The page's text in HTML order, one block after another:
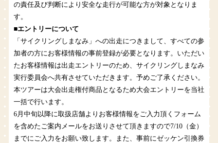
の責任及び判断により安全な走行が可能な方が対象となりま
す。
■エントリーについて
「サイクリングしまなみ」への出走につきまして、すべての参
加者の方にお客様情報の事前登録が必要となります。いただい
たお客様情報は出走エントリーのため、サイクリングしまなみ
実行委員会へ共有させていただきます。予めご了承ください。
本ツアーは大会出走権付商品となるため大会エントリーを当社
一括で行います。
6月中旬以降に取扱店舗よりお客様情報をご入力頂くフォーム
を含めたご案内メールをお送りさせて頂きますので7/10（金）
までにご入力をお願い致します。また、事前にゼッケン引換券